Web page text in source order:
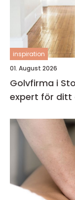
inspiration
01. August 2026
Golvfirma i
expert för ditt